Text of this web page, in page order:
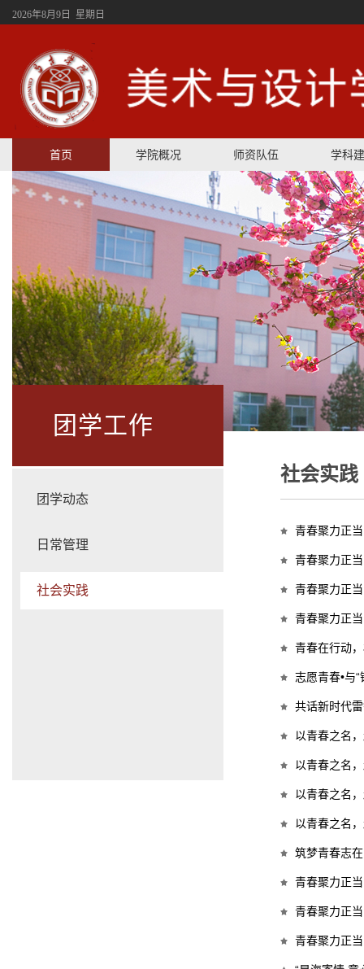
2026年8月9日 星期日
首页 学院概况 师资队伍 学科
团学工作
团学动态
日常管理
社会实践
社会实践
青春聚力正
青春聚力正
青春聚力正
青春聚力正
青春在行动
志愿青春•与
共话新时代
以青春之名
以青春之名
以青春之名
以青春之名
筑梦青春志
青春聚力正
青春聚力正
青春聚力正